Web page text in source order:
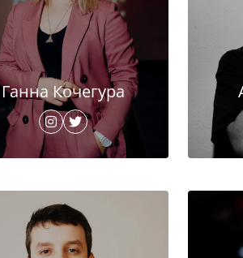
Ганна Кочегура